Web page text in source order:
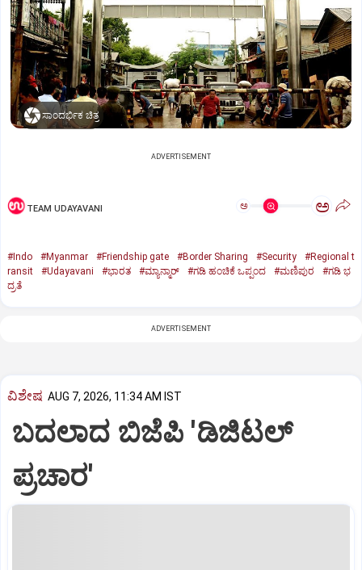
ಸಾಂದರ್ಭಿಕ ಚಿತ್ರ
ADVERTISEMENT
TEAM UDAYAVANI ಅ ಅ
#Indo #Myanmar #Friendship gate #Border Sharing #Security
#Regional t
ransit
#Udayavani #ಭಾರತ #ಮ್ಯಾನ್ಮಾರ್‌ #ಗಡಿ ಹಂಚಿಕೆ ಒಪ್ಪಂದ #ಮಣಿಪುರ
#ಗಡಿ ಭ
ದ್ರತೆ
ADVERTISEMENT
ವಿಶೇಷ AUG 7, 2026, 11:34 AM IST
ಬದಲಾದ ಬಿಜೆಪಿ 'ಡಿಜಿಟಲ್‌
ಪ್ರಚಾರ'